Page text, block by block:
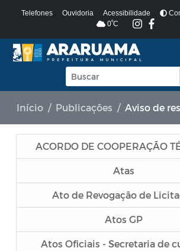
Telefones Ouvidoria Acessibilidade
0ºC
Início Publicações Aviso de
ACORDO DE COOPERAÇÃO
Atas
Ato de Revogação de
Atos GP
Atos Oficiais - Secretaria de